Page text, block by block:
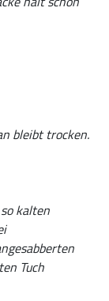
bleibt trocken.
kalten
Tuch